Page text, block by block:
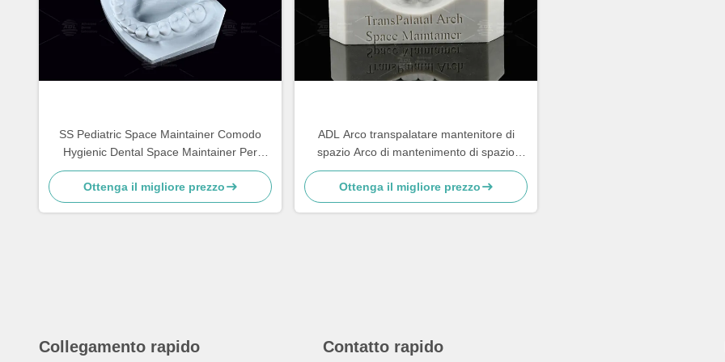
SS Pediatric Space Maintainer Comodo
Hygienic Dental Space Maintainer Per
Adulti
Ottenga il migliore prezzo
ADL Arco transpalatare mantenitore di
spazio Arco di mantenimento di spazio
rimovibile
Ottenga il migliore prezzo
Collegamento rapido Contatto rapido